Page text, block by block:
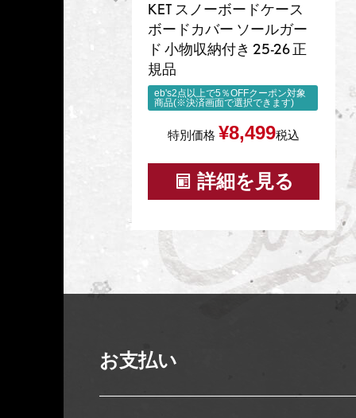
KET スノーボードケース
ボードカバー ソールガー
ド 小物収納付き 25-26 正
規品
eb's2点以上で5％OFFクーポン対象
商品(※決済画面で選択できます)
特別価格 ¥8,499税込
詳細を見る
お支払い